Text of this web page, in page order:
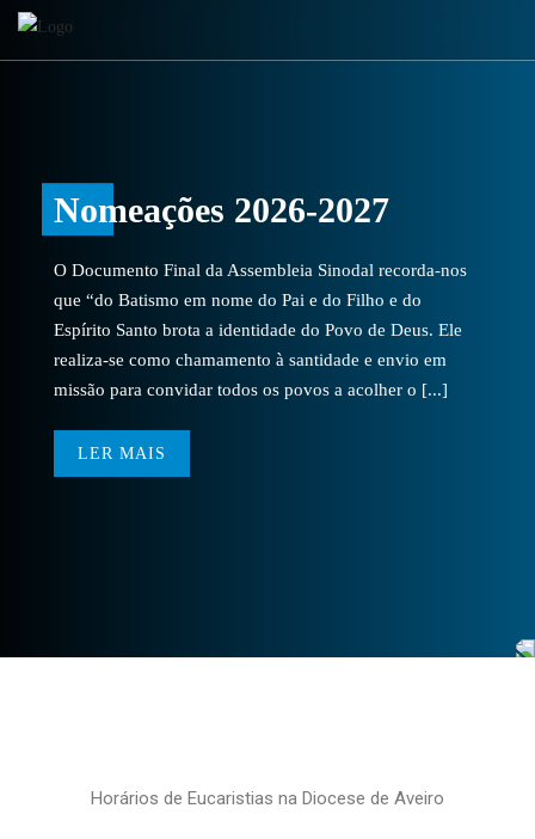
Nomeações 2026-2027
O Documento Final da Assembleia Sinodal recorda-nos
que “do Batismo em nome do Pai e do Filho e do
Espírito Santo brota a identidade do Povo de Deus. Ele
realiza-se como chamamento à santidade e envio em
missão para convidar todos os povos a acolher o [...]
LER MAIS
Horários de Eucaristias na Diocese de Aveiro